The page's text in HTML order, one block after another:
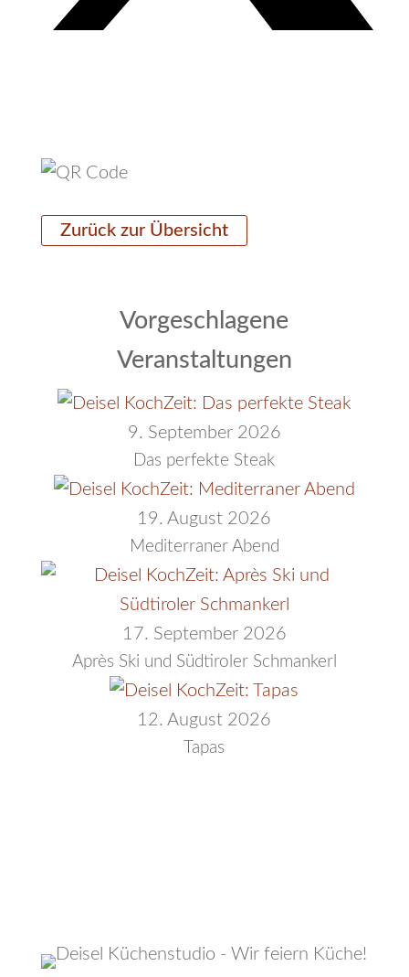
Zurück zur Übersicht
Vorgeschlagene
Veranstaltungen
9. September 2026
Das perfekte Steak
19. August 2026
Mediterraner Abend
17. September 2026
Après Ski und Südtiroler Schmankerl
12. August 2026
Tapas